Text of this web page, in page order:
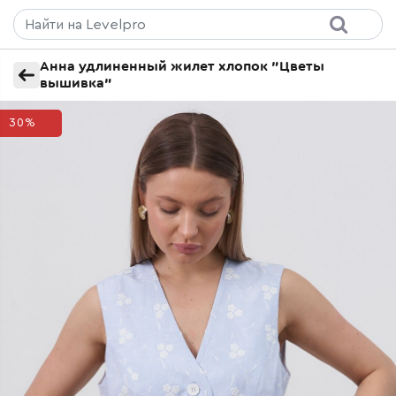
Анна удлиненный жилет хлопок "Цветы
вышивка"
30%